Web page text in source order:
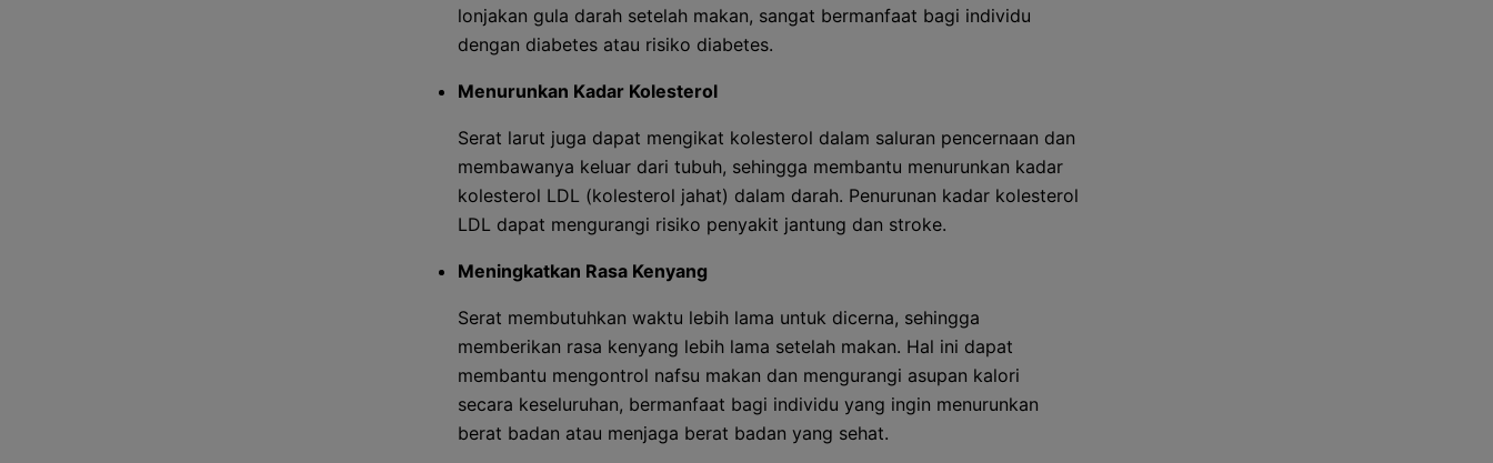
lonjakan gula darah setelah makan, sangat bermanfaat bagi individu
dengan diabetes atau risiko diabetes.
Menurunkan Kadar Kolesterol
Serat larut juga dapat mengikat kolesterol dalam saluran pencernaan dan
membawanya keluar dari tubuh, sehingga membantu menurunkan kadar
kolesterol LDL (kolesterol jahat) dalam darah. Penurunan kadar kolesterol
LDL dapat mengurangi risiko penyakit jantung dan stroke.
Meningkatkan Rasa Kenyang
Serat membutuhkan waktu lebih lama untuk dicerna, sehingga
memberikan rasa kenyang lebih lama setelah makan. Hal ini dapat
membantu mengontrol nafsu makan dan mengurangi asupan kalori
secara keseluruhan, bermanfaat bagi individu yang ingin menurunkan
berat badan atau menjaga berat badan yang sehat.